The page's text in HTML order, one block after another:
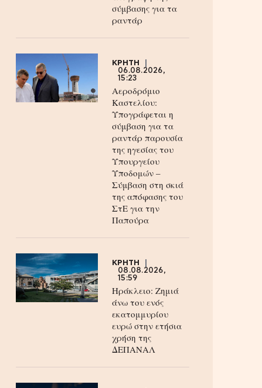
σύμβασης για τα
ραντάρ
ΚΡΗΤΗ
06.08.2026,
15:23
Αεροδρόμιο
Καστελίου:
Υπογράφεται η
σύμβαση για τα
ραντάρ παρουσία
της ηγεσίας του
Υπουργείου
Υποδομών –
Σύμβαση στη σκιά
της απόφασης του
ΣτΕ για την
Παπούρα
ΚΡΗΤΗ
08.08.2026,
15:59
Ηράκλειο: Ζημιά
άνω του ενός
εκατομμυρίου
ευρώ στην ετήσια
χρήση της
ΔΕΠΑΝΑΛ